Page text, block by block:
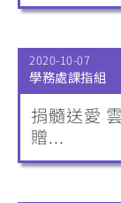
2020-10-07
學務處課指組
捐髓送愛
贈...